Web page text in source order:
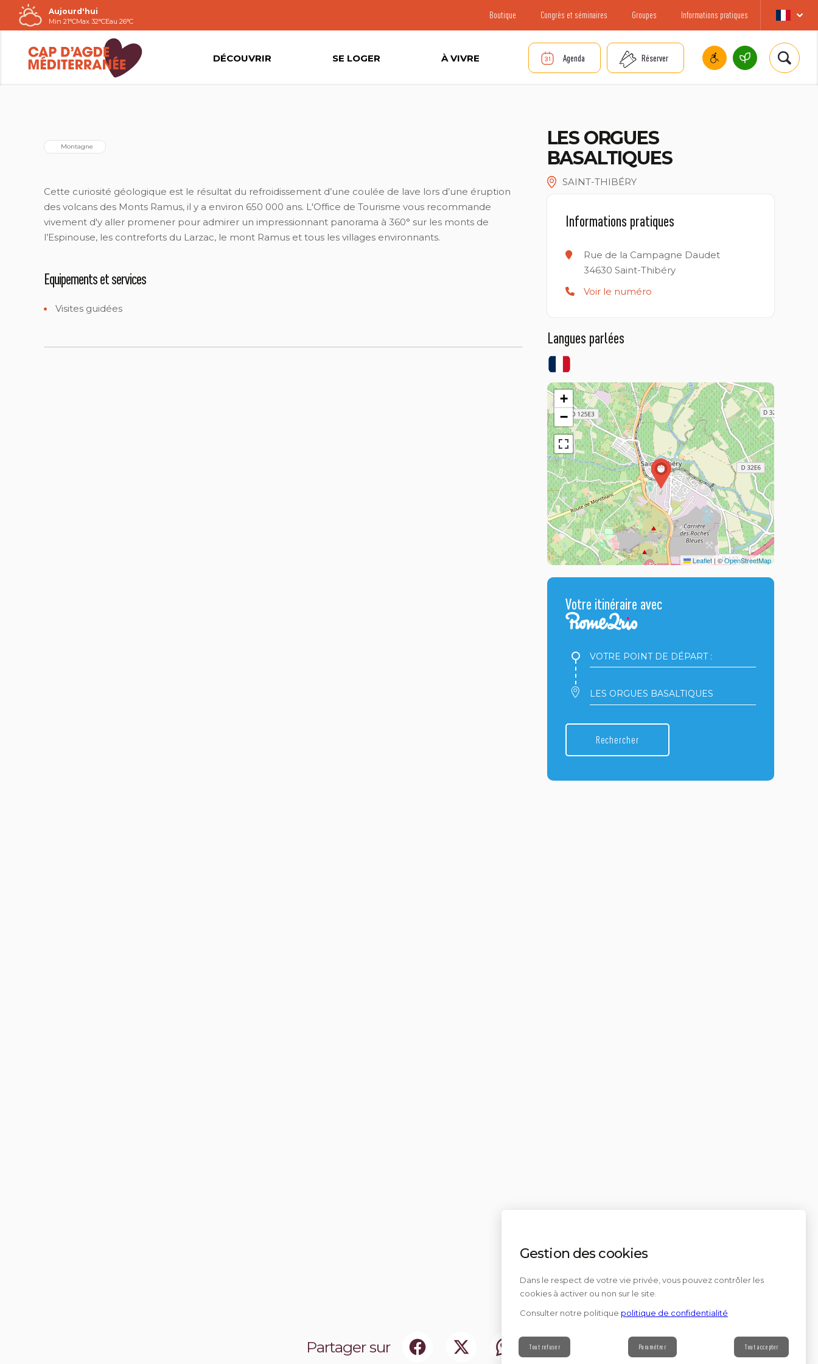
Passer
au
contenu
Aujourd'hui
Min 21°CMax 32°CEau 26°C
Boutique Congrès et séminaires Groupes Informations pratiques
DÉCOUVRIR SE LOGER À VIVRE Agenda Réserver
  Montagne
Cette curiosité géologique est le résultat du refroidissement d’une coulée de lave lors d’une éruption
des volcans des Monts Ramus, il y a environ 650 000 ans. L'Office de Tourisme vous recommande
vivement d'y aller promener pour admirer un impressionnant panorama à 360° sur les monts de
l’Espinouse, les contreforts du Larzac, le mont Ramus et tous les villages environnants.
Equipements et services
Visites guidées
LES ORGUES
BASALTIQUES
SAINT-THIBÉRY
Informations pratiques
Rue de la Campagne Daudet
34630 Saint-Thibéry
Voir le numéro
Langues parlées
+
−
Leaflet | ©OpenStreetMap
Votre itinéraire avec
Votre
point
:Votre
point
Rechercher
Contact
Partager sur
Gestion des cookies
Dans le respect de votre vie privée, vous pouvez contrôler les
cookies à activer ou non sur le site.
Consulter notre politique politique de confidentialité
Tout refuser Paramétrer Tout accepter